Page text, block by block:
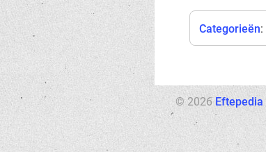
Categorieën:
© 2026 Eftepedia